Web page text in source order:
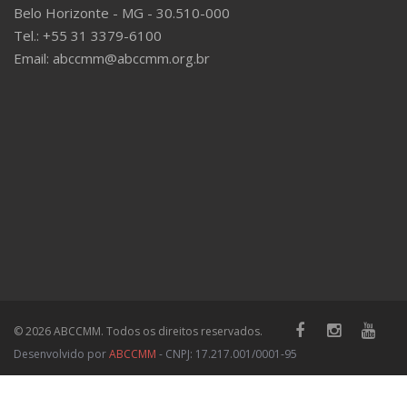
Belo Horizonte - MG - 30.510-000
Tel.: +55 31 3379-6100
Email: abccmm@abccmm.org.br
© 2026 ABCCMM. Todos os direitos reservados.
Desenvolvido porABCCMM - CNPJ: 17.217.001/0001-95